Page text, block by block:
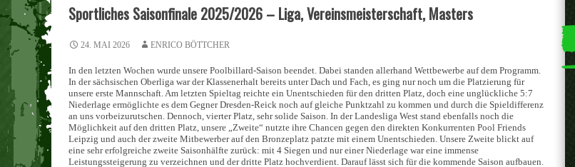
Sportliches Saisonfinale 2025/2026 – Liga, Vereinsmeisterschaft, Masters
24. MAI 2026 ENRICO BÖTTCHER
In den letzten Wochen wurde unsere Poolbillard-Saison beendet. Dabei standen allerhand Wettbewerbe auf dem Programm.
In der sächsischen Oberliga war der Klassenerhalt bereits unter Dach und Fach, es ging nur noch um die Platzierung für
unsere erste Mannschaft. Am letzten Spieltag reichte ein Unentschieden für den dritten Platz, doch eine unglückliche 5:7
Niederlage ermöglichte es dem Gegner Dresden-Reick noch auf gleiche Punktzahl zu kommen und durch die Spieldifferenz
an uns vorbeizurutschen. Dennoch, vierter Platz, sehr solide Saison. In der Landesliga West stand ebenfalls noch die
Möglichkeit auf den dritten Platz, unsere „Zweite“ nutzte ihre Chancen gegen den direkten Konkurrenten Pool Friends
Leipzig und auch der zweite Mitbewerber auf den Bronzeplatz patzte mit einem Unentschieden. Unsere Zweite blickt auf
eine sehr erfolgreiche zweite Saisonhälfte zurück: mit 4 Siegen und nur einer Niederlage war eine immense
Leistungssteigerung zu verzeichnen und der dritte Platz hochverdient. Darauf lässt sich für die kommende Saison aufbauen.